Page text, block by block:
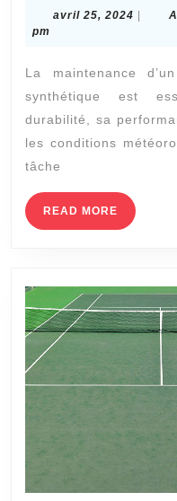
la
d’un
court
de
en
gazon
Dijon
?
avril 25, 2024 avril
|
pm
La maintenance
synthétique est
durabilité, sa
les conditions
tâche
READ MORE READ
MORE